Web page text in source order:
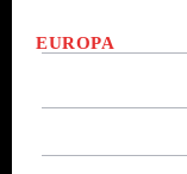
EUROPA